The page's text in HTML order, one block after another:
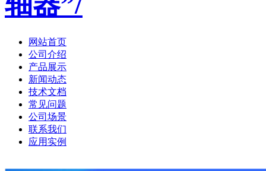
网站首页
公司介绍
产品展示
新闻动态
技术文档
常见问题
公司场景
联系我们
应用实例